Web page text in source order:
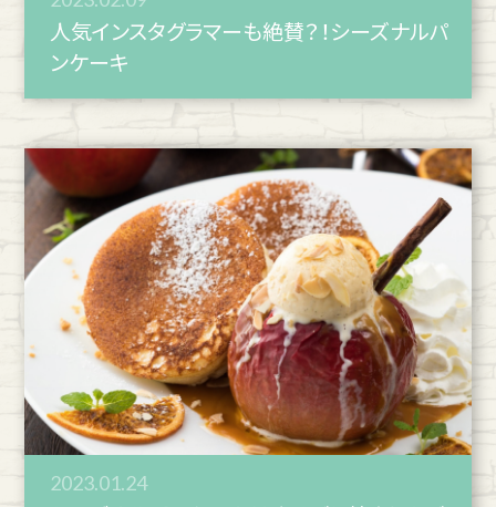
人気インスタグラマーも絶賛？！シーズナルパ
ンケーキ
2023.01.24